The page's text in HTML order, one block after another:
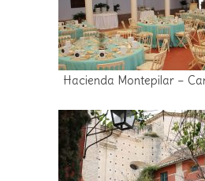
Hacienda Montepilar –